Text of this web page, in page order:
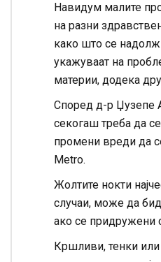
Навидум малите
на разни
како што се
укажуваат на
материи, додека
Според д-р Џузепе
секогаш треба да
промени вреди да
Metro.
Жолтите нокти
случаи, може да
ако се придружени
Кршливи, тенки или